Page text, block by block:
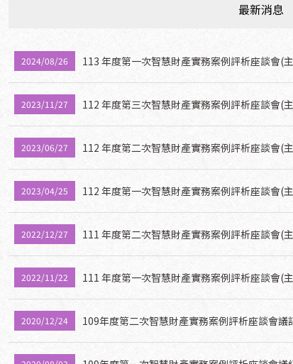
最新消息
2024/08/26 113 年度第一次智慧財產實務案例評析座談會(
2023/11/27 112 年度第三次智慧財產實務案例評析座談會(
2023/06/27 112 年度第二次智慧財產實務案例評析座談會(
2023/04/25 112 年度第一次智慧財產實務案例評析座談會(
2022/12/27 111 年度第二次智慧財產實務案例評析座談會(
2022/11/22 111 年度第一次智慧財產實務案例評析座談會(
2020/12/24 109年度第二次智慧財產實務案例評析座談會